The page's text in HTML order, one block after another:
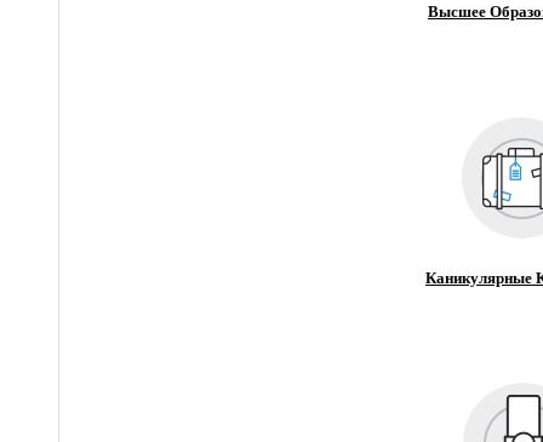
Высшее
Каникулярные